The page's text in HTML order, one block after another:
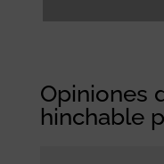
Opiniones
hinchable